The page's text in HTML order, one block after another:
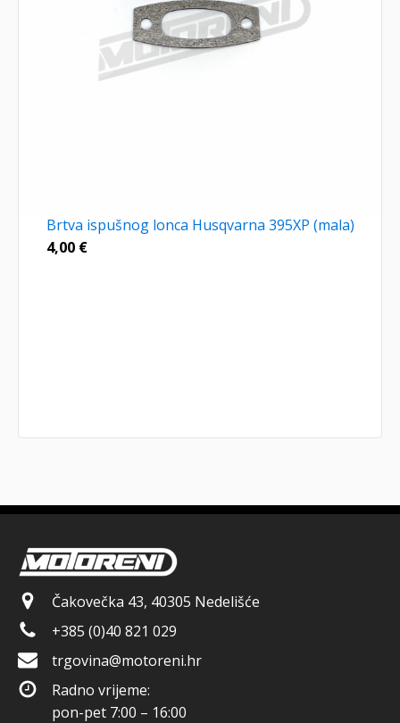
Brtva ispušnog lonca Husqvarna 395XP (mala)
4,00 €
Čakovečka 43, 40305 Nedelišće
+385 (0)40 821 029
trgovina@motoreni.hr
Radno vrijeme:
pon-pet 7:00 – 16:00